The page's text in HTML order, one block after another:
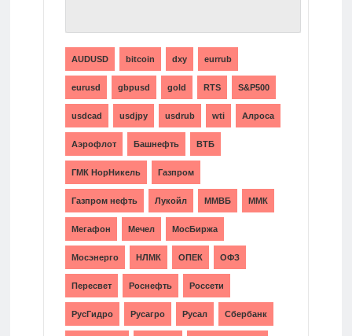
AUDUSD bitcoin dxy eurrub
eurusd gbpusd gold RTS S&P500
usdcad usdjpy usdrub wti Алроса
Аэрофлот Башнефть ВТБ
ГМК НорНикель Газпром
Газпром нефть Лукойл ММВБ ММК
Мегафон Мечел МосБиржа
Мосэнерго НЛМК ОПЕК ОФЗ
Пересвет Роснефть Россети
РусГидро Русагро Русал Сбербанк